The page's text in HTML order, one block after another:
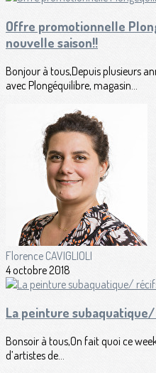
Offre promotionnelle
nouvelle saison!!
Bonjour à tous,Depuis plusieurs
avec Plongéquilibre, magasin...
Florence CAVIGLIOLI
4 octobre 2018
La peinture
Bonsoir à tous,On fait quoi ce
d’artistes de...